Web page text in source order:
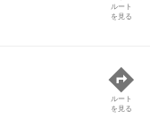
ルート
を見る
ルート
を見る